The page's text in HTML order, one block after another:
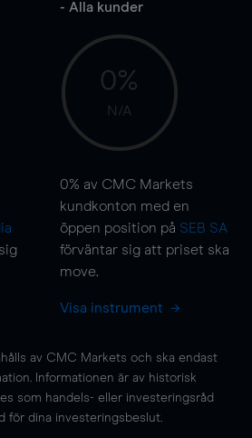
- Alla kunder
0%
N/A
0% av CMC Markets
kundkonton med en
öppen position på SEB SA
förväntar sig att priset ska
move.
Visa instrument
av CMC Markets och ska endast
Informationen är av historisk
som handels- eller investeringsråd
för dina investeringsbeslut.